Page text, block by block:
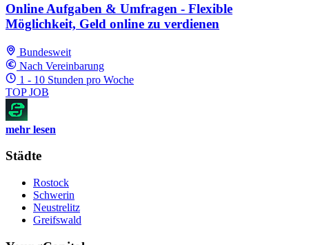
Online Aufgaben & Umfragen - Flexible
Möglichkeit, Geld online zu verdienen
Bundesweit
Nach Vereinbarung
1 - 10 Stunden pro Woche
TOP JOB
mehr lesen
Städte
Rostock
Schwerin
Neustrelitz
Greifswald